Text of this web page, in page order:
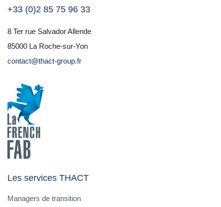
+33 (0)2 85 75 96 33
8 Ter rue Salvador Allende
85000 La Roche-sur-Yon
contact@thact-group.fr
Les services THACT
Managers de transition